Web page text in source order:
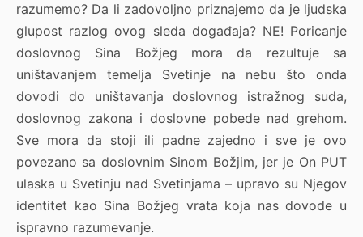
razumemo? Da li zadovoljno priznajemo da je ljudska
glupost razlog ovog sleda događaja? NE! Poricanje
doslovnog Sina Božjeg mora da rezultuje sa
uništavanjem temelja Svetinje na nebu što onda
dovodi do uništavanja doslovnog istražnog suda,
doslovnog zakona i doslovne pobede nad grehom.
Sve mora da stoji ili padne zajedno i sve je ovo
povezano sa doslovnim Sinom Božjim, jer je On PUT
ulaska u Svetinju nad Svetinjama – upravo su Njegov
identitet kao Sina Božjeg vrata koja nas dovode u
ispravno razumevanje.